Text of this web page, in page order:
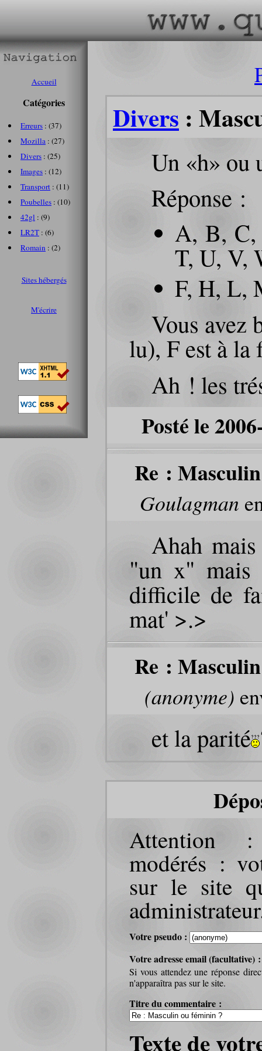
Divers :
Un «h» ou
Réponse :
A, B,
T, U, V,
F, H, L,
Vous avez
lu), F est à
Ah ! les
Posté le
Re :
Goulagman
Ahah
"un x" mais
difficile de
mat' >.>
Re :
(anonyme)
et la parité
Attention :
modérés :
sur le site
Votre pseudo :
Votre adresse email (facultative)
Si vous attendez une réponse
n'apparaîtra pas sur le site.
Titre du commentaire :
Texte de
Accueil
Catégories
Erreurs : (37)
Mozilla : (27)
Divers : (25)
Images : (12)
Transport : (11)
Poubelles : (10)
42gl : (9)
LR2T : (6)
Romain : (2)
Sites hébergés
M'écrire